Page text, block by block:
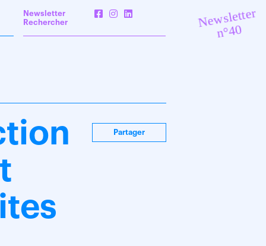
Newsletter
n°40
Newsletter
Rechercher
Partager